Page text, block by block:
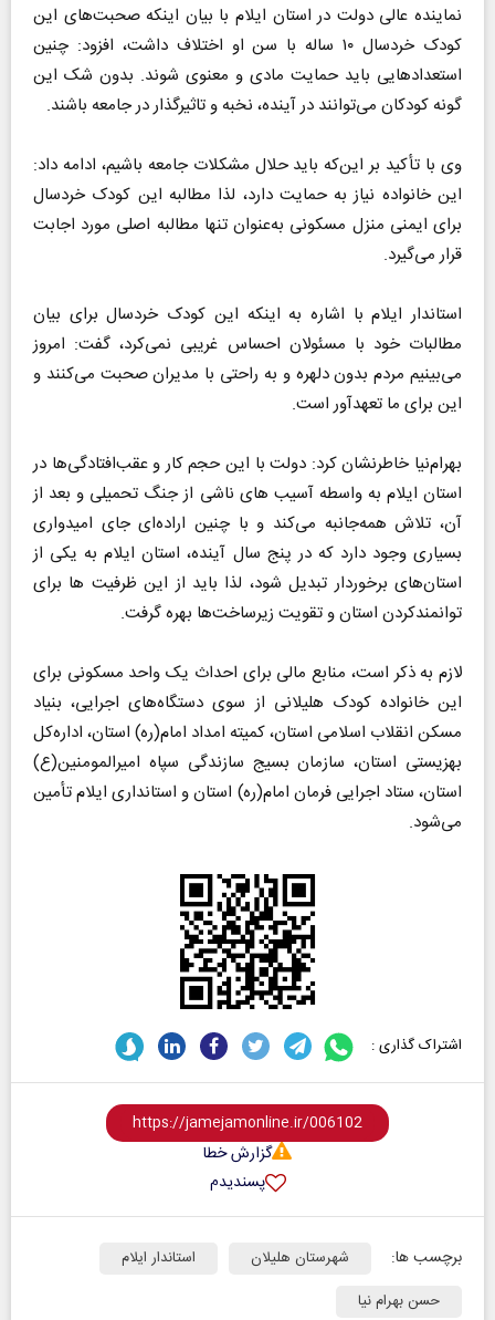
نماینده‌ عالی دولت در استان ایلام با بیان اینکه صحبت‌های این
کودک خردسال ۱۰ ساله با سن او اختلاف داشت، افزود: چنین
استعدادهایی باید حمایت مادی و معنوی شوند. بدون شک این
گونه کودکان می‌توانند در آینده، نخبه و تاثیرگذار در جامعه باشند.
وی با تأکید بر این‌که باید حلال‌ مشکلات جامعه باشیم، ادامه داد:
این خانواده نیاز به حمایت دارد، لذا مطالبه‌ این کودک خردسال
برای ایمنی منزل مسکونی به‌عنوان تنها مطالبه‌ اصلی مورد اجابت
قرار می‌گیرد.
استاندار ایلام با اشاره به اینکه این کودک خردسال برای بیان
مطالبات خود با مسئولان احساس غریبی نمی‌کرد، گفت: امروز
می‌بینیم مردم بدون دلهره و به راحتی با مدیران صحبت می‌کنند و
این برای ما تعهدآور است.
بهرام‌نیا خاطرنشان کرد: دولت با این حجم کار و عقب‌افتادگی‌ها در
استان ایلام به واسطه‌ آسیب های ناشی از جنگ تحمیلی و بعد از
آن، تلاش همه‌جانبه می‌کند و با چنین اراده‌ای جای امیدواری
بسیاری وجود دارد که در پنج سال آینده، استان ایلام به یکی از
استان‌های برخوردار تبدیل شود، لذا باید از این ظرفیت ها برای
توانمندکردن استان و تقویت زیرساخت‌ها بهره گرفت.
لازم به ذکر است، منابع مالی برای احداث یک واحد مسکونی برای
این خانواده‌ کودک هلیلانی از سوی دستگاه‌های اجرایی، بنیاد
مسکن انقلاب اسلامی استان، کمیته‌ امداد امام(ره) استان، اداره‌کل
بهزیستی استان، سازمان بسیج سازندگی سپاه امیرالمومنین(ع)
استان، ستاد اجرایی فرمان امام(ره) استان و استانداری ایلام تأمین
می‌شود.
اشتراک گذاری :
گزارش خطا
پسندیدم
برچسب ها: شهرستان هلیلان
استاندار ایلام
حسن بهرام نیا